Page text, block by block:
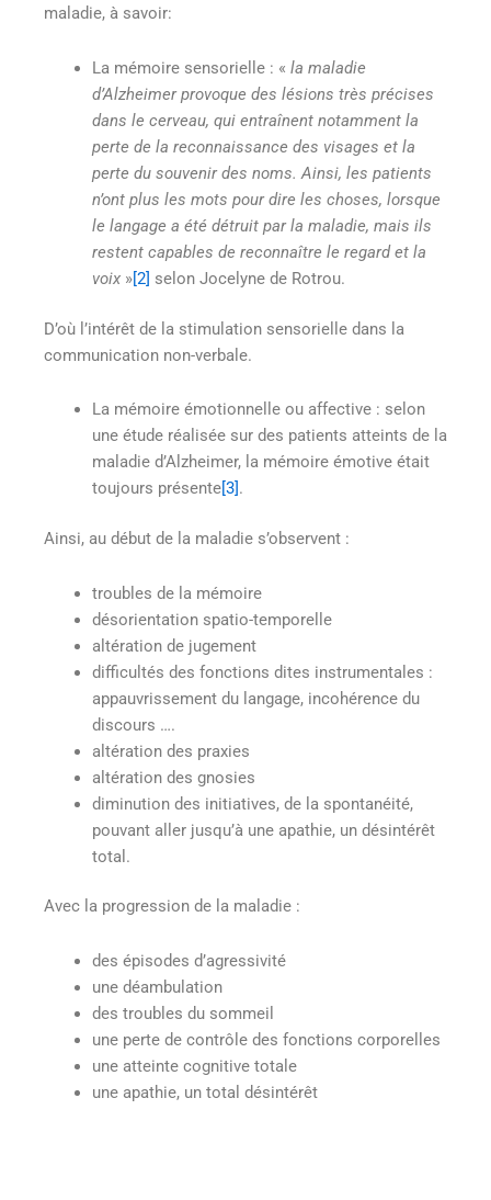
maladie, à savoir:
La mémoire sensorielle : « la maladie
d’Alzheimer provoque des lésions très précises
dans le cerveau, qui entraînent notamment la
perte de la reconnaissance des visages et la
perte du souvenir des noms. Ainsi, les patients
n’ont plus les mots pour dire les choses, lorsque
le langage a été détruit par la maladie, mais ils
restent capables de reconnaître le regard et la
voix »[2] selon Jocelyne de Rotrou.
D’où l’intérêt de la stimulation sensorielle dans la
communication non-verbale.
La mémoire émotionnelle ou affective : selon
une étude réalisée sur des patients atteints de la
maladie d’Alzheimer, la mémoire émotive était
toujours présente[3].
Ainsi, au début de la maladie s’observent :
troubles de la mémoire
désorientation spatio-temporelle
altération de jugement
difficultés des fonctions dites instrumentales :
appauvrissement du langage, incohérence du
discours ….
altération des praxies
altération des gnosies
diminution des initiatives, de la spontanéité,
pouvant aller jusqu’à une apathie, un désintérêt
total.
Avec la progression de la maladie :
des épisodes d’agressivité
une déambulation
des troubles du sommeil
une perte de contrôle des fonctions corporelles
une atteinte cognitive totale
une apathie, un total désintérêt